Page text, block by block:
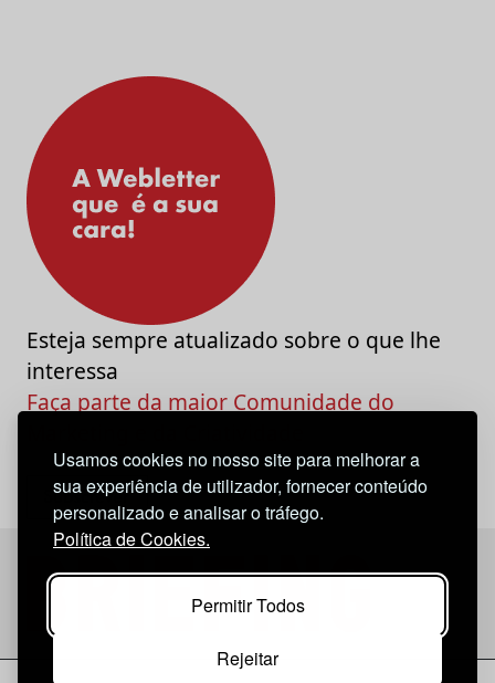
Usamos cookies no nosso site para melhorar a
sua experiência de utilizador, fornecer conteúdo
personalizado e analisar o tráfego.
Política de Cookies.
Permitir Todos
Rejeitar
Esteja sempre atualizado sobre o que lhe
interessa
Faça parte da maior Comunidade do